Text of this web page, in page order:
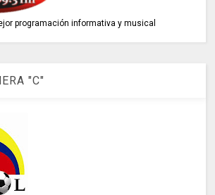
programación informativa y musical
"C"